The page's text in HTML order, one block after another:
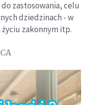
zastosowania, celu
dziedzinach - w
zakonnym itp.